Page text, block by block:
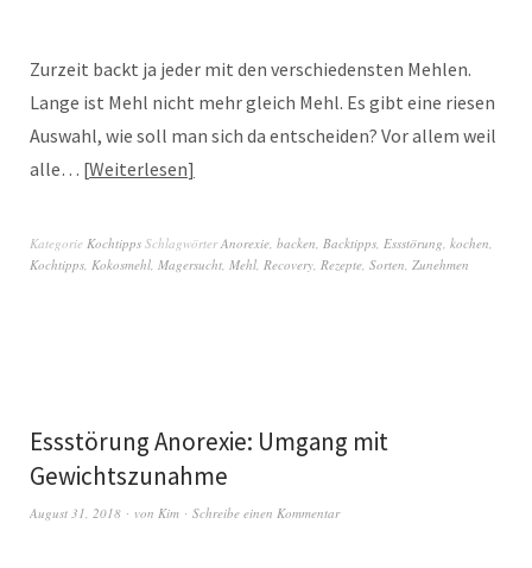
Zurzeit backt ja jeder mit den verschiedensten Mehlen.
Lange ist Mehl nicht mehr gleich Mehl. Es gibt eine riesen
Auswahl, wie soll man sich da entscheiden? Vor allem weil
alle… Weiterlesen
Kategorie Kochtipps SchlagwörterAnorexie backen Backtipps Essstörung kochen
Kochtipps Kokosmehl Magersucht Mehl Recovery Rezepte Sorten Zunehmen
Essstörung Anorexie: Umgang mit
Gewichtszunahme
August 31, 2018 von Kim Schreibe einen Kommentar